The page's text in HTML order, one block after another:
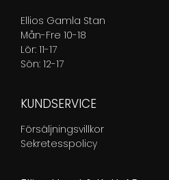
Ellios Gamla Stan
Mån-Fre 10-18
Lör: 11-17
Sön: 12-17
KUNDSERVICE
Försäljningsvillkor
Sekretesspolicy